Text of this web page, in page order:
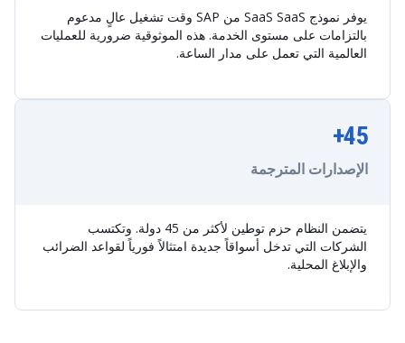
يوفر نموذج SaaS SaaS من SAP وقت تشغيل عالٍ مدعوم
بالتزامات على مستوى الخدمة. هذه الموثوقية ضرورية للعمليات
العالمية التي تعمل على مدار الساعة.
45+
الإصدارات المترجمة
يتضمن النظام حزم توطين لأكثر من 45 دولة. وتكتسب
الشركات التي تدخل أسواقاً جديدة امتثالاً فورياً لقواعد الضرائب
والإبلاغ المحلية.